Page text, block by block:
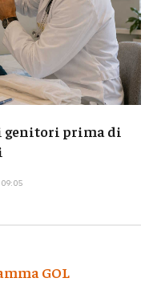
genitori prima di
09:05
GOL